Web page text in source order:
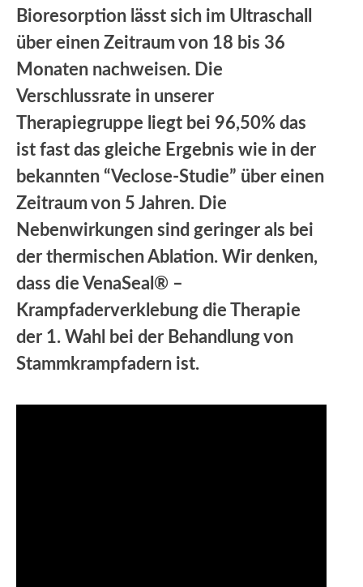
Bioresorption lässt sich im Ultraschall
über einen Zeitraum von 18 bis 36
Monaten nachweisen. Die
Verschlussrate in unserer
Therapiegruppe liegt bei 96,50% das
ist fast das gleiche Ergebnis wie in der
bekannten “Veclose-Studie” über einen
Zeitraum von 5 Jahren. Die
Nebenwirkungen sind geringer als bei
der thermischen Ablation. Wir denken,
dass die VenaSeal® –
Krampfaderverklebung die Therapie
der 1. Wahl bei der Behandlung von
Stammkrampfadern ist.